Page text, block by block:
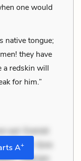
one would
native tongue;
they have
a redskin will
for him.”
aut. Eveniet
dolor at. Quia
Aperiam
A+